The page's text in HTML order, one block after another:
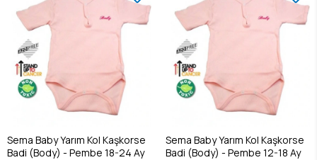
Sema Baby Yarım Kol Kaşkorse
Badi (Body) - Pembe 18-24 Ay
Sema Baby Yarım Kol Kaşkorse
Badi (Body) - Pembe 12-18 Ay